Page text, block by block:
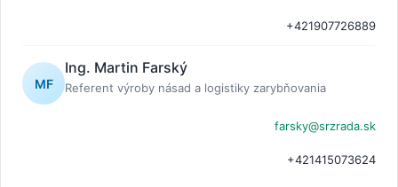
+421907726889
MF
Ing. Martin Farský
Referent výroby násad a logistiky zarybňovania
farsky@srzrada.sk
+421415073624